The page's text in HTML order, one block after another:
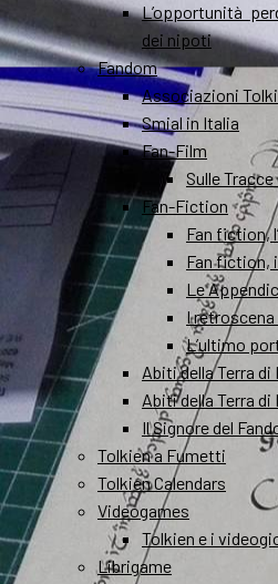
L’opportunità
dei nipoti
Fandom
Associazioni
Smial in Italia
Fan-Film
Sulle
Fan-Fiction
Fan fiction,
Fan fiction,
Le
I retroscena
L’ultimo
Abiti della Terra
Abiti della Terra
Il Signore del
Tolkien a Fumetti
Tolkien Calendars
Videogames
Tolkien e i
Librigame